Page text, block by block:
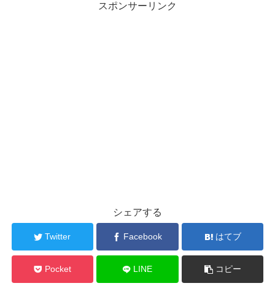
スポンサーリンク
シェアする
Twitter Facebook はてブ
Pocket LINE コピー